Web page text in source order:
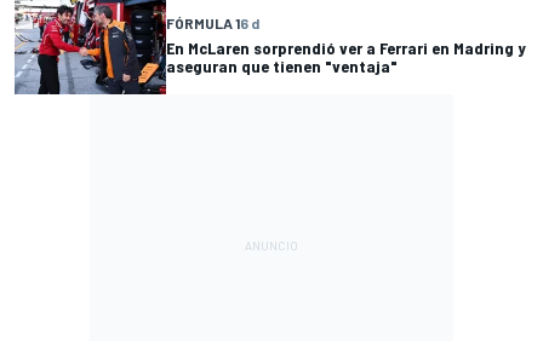
FÓRMULA 16 d
En McLaren sorprendió ver a Ferrari en Madring y
aseguran que tienen "ventaja"